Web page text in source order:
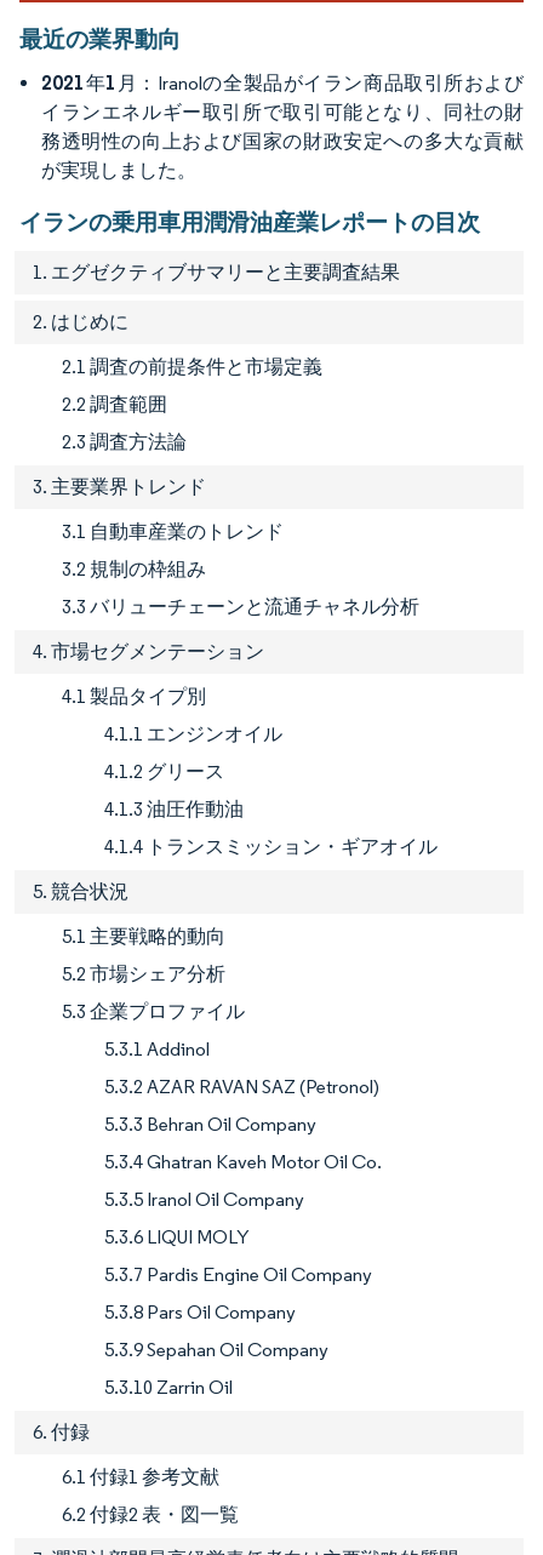
最近の業界動向
2021年1月 ：Iranolの全製品がイラン商品取引所および
イランエネルギー取引所で取引可能となり、同社の財
務透明性の向上および国家の財政安定への多大な貢献
が実現しました。
イランの乗用車用潤滑油産業レポートの目次
1. エグゼクティブサマリーと主要調査結果
2. はじめに
2.1 調査の前提条件と市場定義
2.2 調査範囲
2.3 調査方法論
3. 主要業界トレンド
3.1 自動車産業のトレンド
3.2 規制の枠組み
3.3 バリューチェーンと流通チャネル分析
4. 市場セグメンテーション
4.1 製品タイプ別
4.1.1 エンジンオイル
4.1.2 グリース
4.1.3 油圧作動油
4.1.4 トランスミッション・ギアオイル
5. 競合状況
5.1 主要戦略的動向
5.2 市場シェア分析
5.3 企業プロファイル
5.3.1 Addinol
5.3.2 AZAR RAVAN SAZ (Petronol)
5.3.3 Behran Oil Company
5.3.4 Ghatran Kaveh Motor Oil Co.
5.3.5 Iranol Oil Company
5.3.6 LIQUI MOLY
5.3.7 Pardis Engine Oil Company
5.3.8 Pars Oil Company
5.3.9 Sepahan Oil Company
5.3.10 Zarrin Oil
6. 付録
6.1 付録1 参考文献
6.2 付録2 表・図一覧